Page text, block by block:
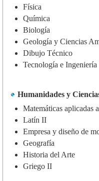
Física
Química
Geología y
Dibujo
Tecnología e
Humanidades y
Matemáticas aplicadas
Latín
Empresa y diseño de
Historia del
Griego II